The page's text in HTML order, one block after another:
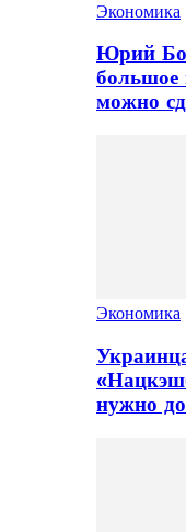
Экономика
Юрий
большое
можно
Экономика
нужно